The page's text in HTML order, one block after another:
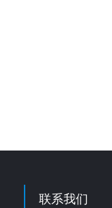
联系我们